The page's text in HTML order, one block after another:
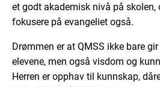
et godt akademisk nivå på skolen,
fokusere på evangeliet også.
Drømmen er at QMSS ikke bare
elevene, men også visdom og
Herren er opphav til kunnskap,